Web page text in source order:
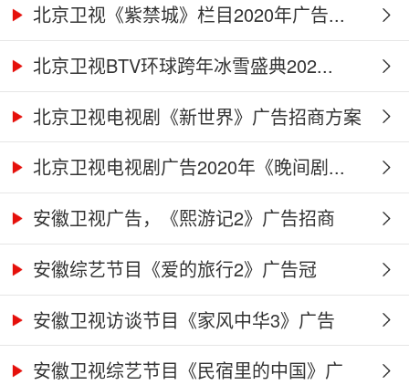
北京卫视《紫禁城》栏目2020年广告...
北京卫视BTV环球跨年冰雪盛典202...
北京卫视电视剧《新世界》广告招商方案
北京卫视电视剧广告2020年《晚间剧...
安徽卫视广告，《熙游记2》广告招商
合...安徽综艺节目《爱的旅行2》广告冠
名、...
安徽卫视访谈节目《家风中华3》广告
合...安徽卫视综艺节目《民宿里的中国》广